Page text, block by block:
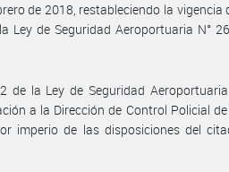
de 2018, restableciendo la vigencia
Ley de Seguridad Aeroportuaria N°
la Ley de Seguridad
a la Dirección de Control Policial de
por imperio de las disposiciones del